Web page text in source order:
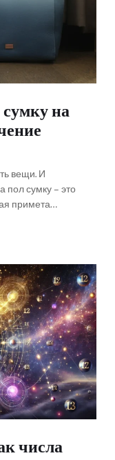
на
вещи. И
пол сумку – это
примета…
числа